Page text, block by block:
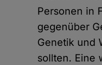
Personen in
gegenüber
Genetik und
sollten. Eine